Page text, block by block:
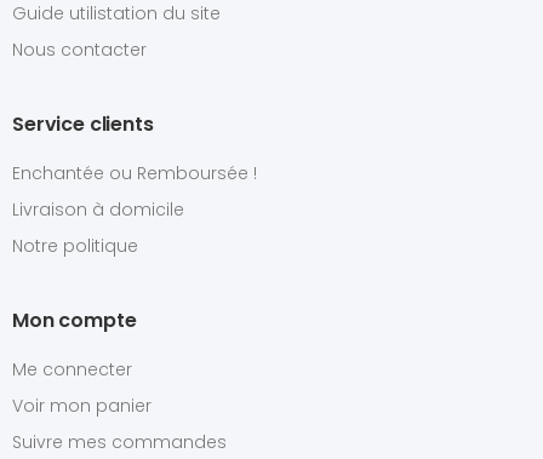
Guide utilistation du site
Nous contacter
Service clients
Enchantée ou Remboursée !
Livraison à domicile
Notre politique
Mon compte
Me connecter
Voir mon panier
Suivre mes commandes